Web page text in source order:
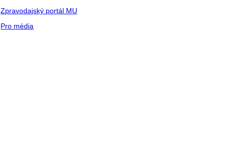
Zpravodajský portál MU
Pro média